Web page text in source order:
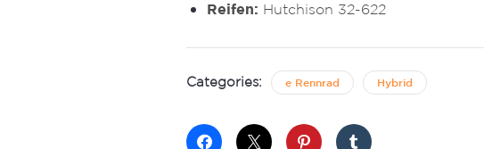
Reifen: Hutchison 32-622
Categories: e Rennrad Hybrid